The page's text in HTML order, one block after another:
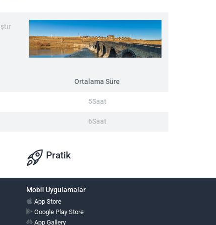
Ortalama Süre
5Saat
6Saat
Pratik
Mobil Uygulamalar
App Store
Google Play Store
App Gallery